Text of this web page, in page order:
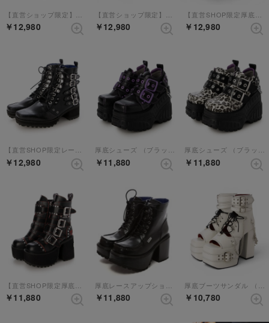
￥12,980 ￥12,980 ￥12,980
【直営SHOP限定レースアップブーツ】 （ブラックブルー）
￥12,980
厚底シューズ （ブラックパープル）
￥11,880
厚底シューズ （ブラックホワイト）
￥11,880
【直営SHOP限定厚底ブーツ】 （ブラックレッド）
￥11,880
厚底レースアップショートブーツ（BLC）
￥11,880
厚底ブーツサンダル （ホワイトブラック）
￥10,780